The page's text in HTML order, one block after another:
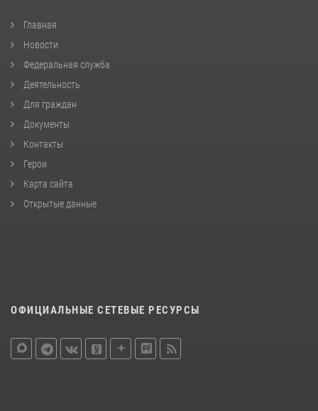
Главная
Новости
Федеральная служба
Деятельность
Для граждан
Документы
Контакты
Герои
Карта сайта
Открытые данные
ОФИЦИАЛЬНЫЕ СЕТЕВЫЕ РЕСУРСЫ